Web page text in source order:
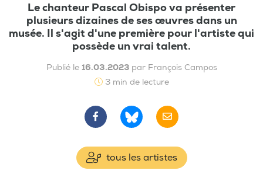
Le chanteur Pascal Obispo va présenter
plusieurs dizaines de ses œuvres dans un
musée. Il s'agit d'une première pour l'artiste qui
possède un vrai talent.
Publié le 16.03.2023 par François Campos
3 min de lecture
tous les artistes